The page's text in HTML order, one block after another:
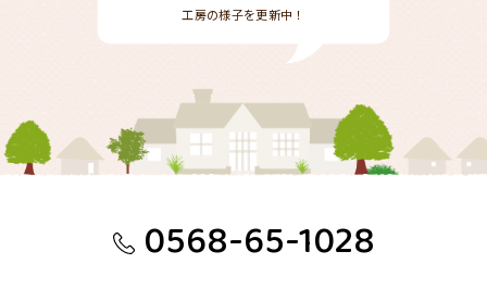
工房の様子を更新中！
0568-65-1028